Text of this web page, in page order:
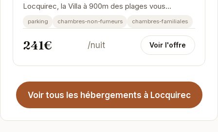
Locquirec, la Villa à 900m des plages vous
accueille pour un séjour relaxant et ressourçant.
parking chambres-non-fumeurs chambres-familiales
241€ /nuit Voir l'offre
Voir tous les hébergements à Locquirec